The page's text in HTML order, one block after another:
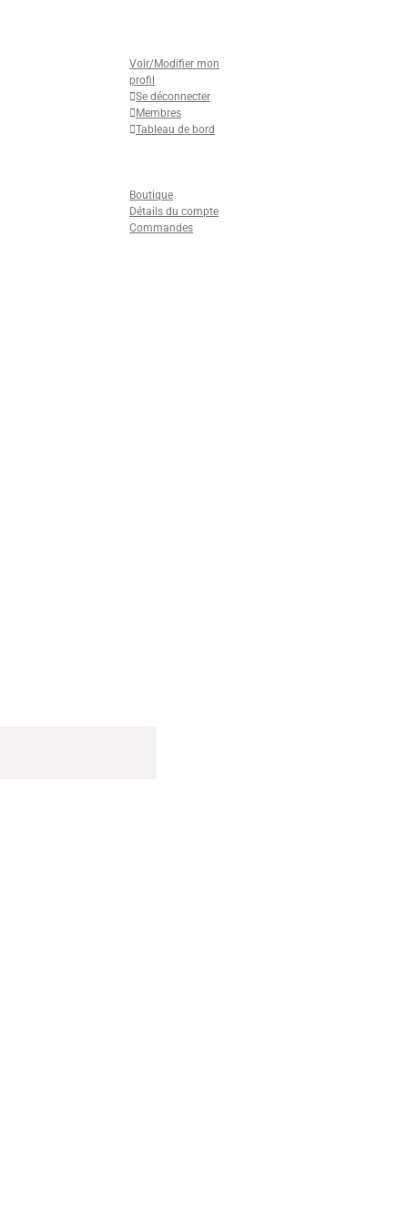
Voir/Modifier mon
profil
Se déconnecter
Membres
Tableau de bord
Boutique
Détails du compte
Commandes